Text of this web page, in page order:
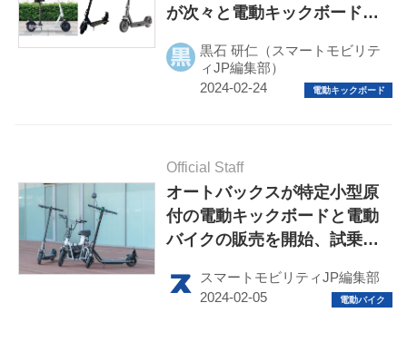
が次々と電動キックボードの
黒石 研仁（スマートモビリテ
ィJP編集部）
Official Staff
オートバックスが特定小型原
付の電動キックボードと電動
バイクの販売を開始、試乗も
スマートモビリティJP編集部